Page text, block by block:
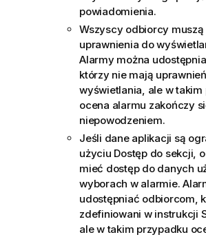
powiadomienia.
Wszyscy odbiorcy
uprawnienia do
Alarmy można
którzy nie mają
wyświetlania, ale w takim
ocena alarmu zakończy
niepowodzeniem.
Jeśli dane aplikacji są
użyciu Dostęp do sekcji,
mieć dostęp do danych
wyborach w alarmie.
udostępniać odbiorcom,
zdefiniowani w instrukcji
ale w takim przypadku